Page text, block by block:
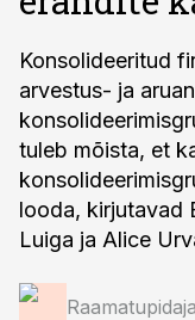
Konsolideeritud
arvestus- ja
tuleb mõista, et
looda, kirjutavad
Luiga ja Alice